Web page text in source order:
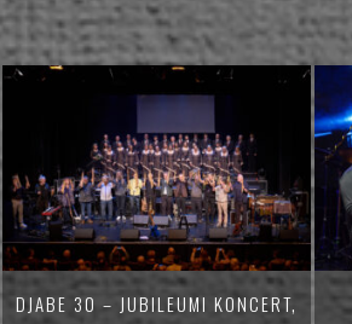
DJABE 30 – JUBILEUMI KONCERT,